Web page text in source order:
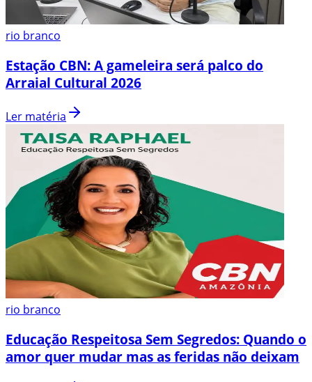
rio branco
Estação CBN: A gameleira será palco do
Arraial Cultural 2026
Ler matéria
rio branco
Educação Respeitosa Sem Segredos: Quando o
amor quer mudar mas as feridas não deixam